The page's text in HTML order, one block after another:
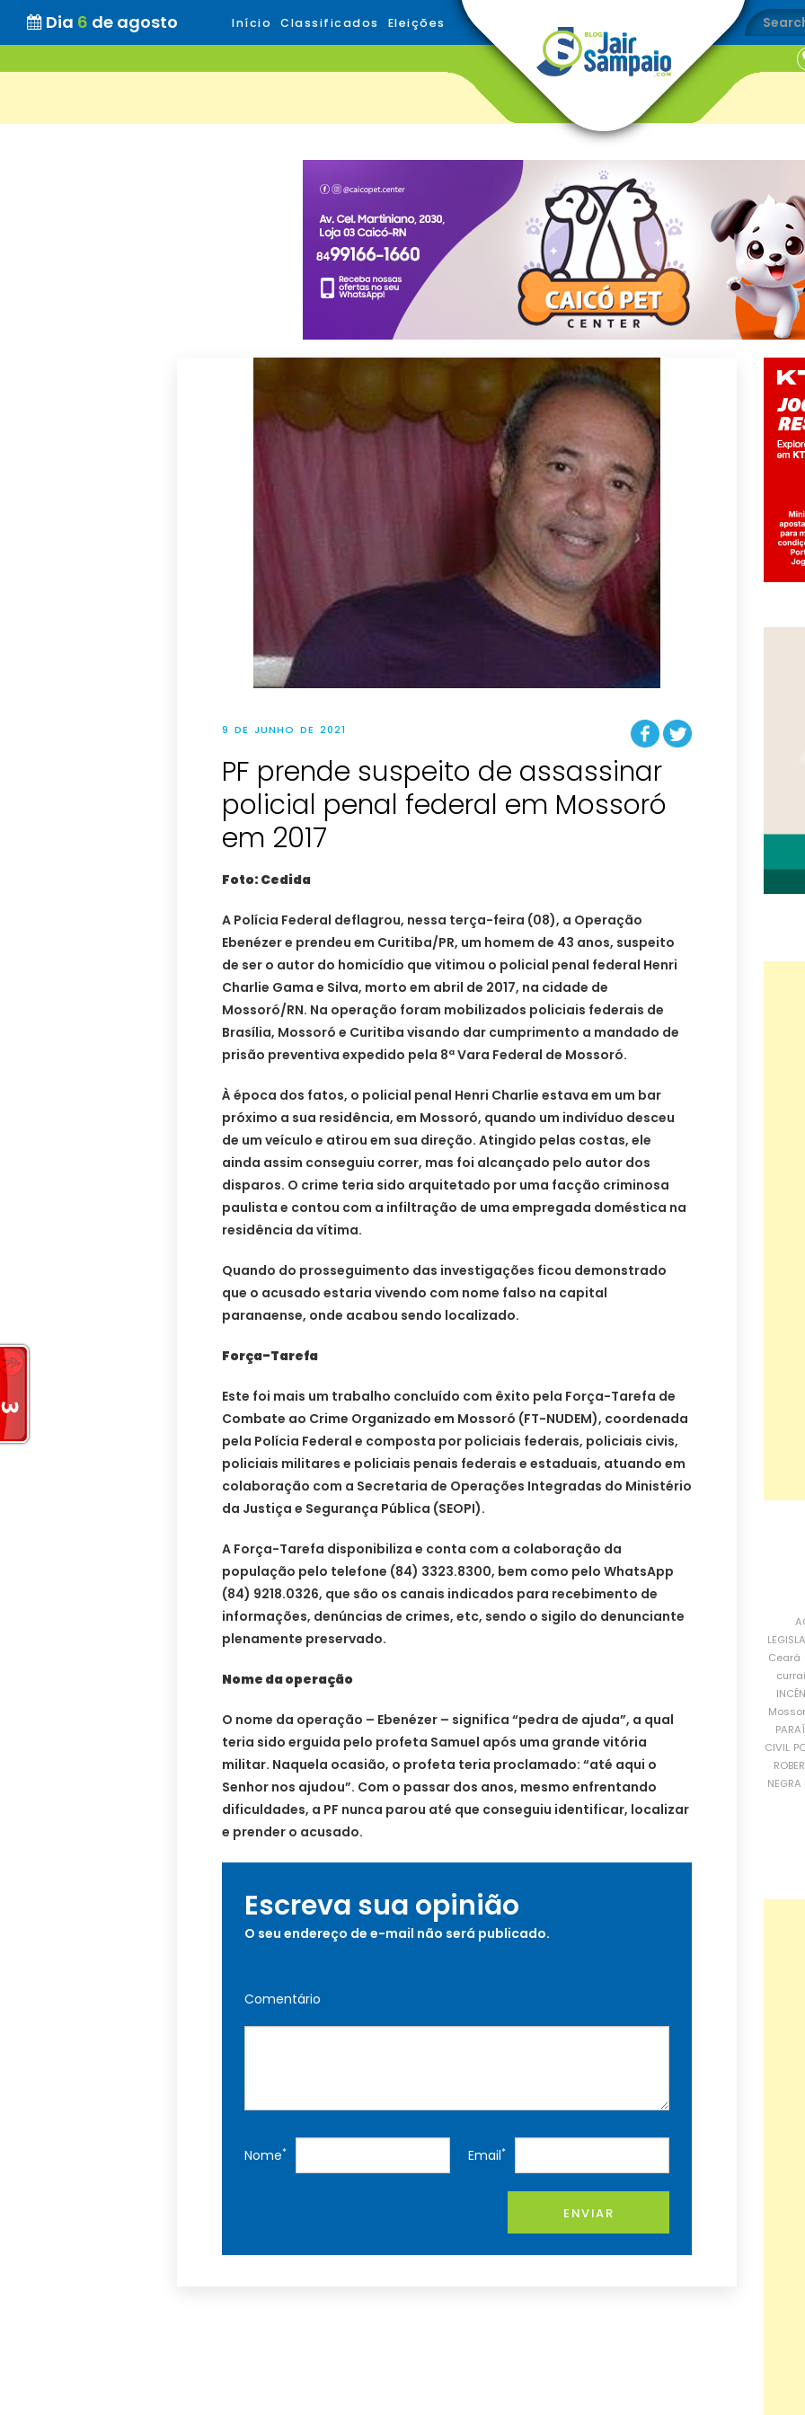
Dia 6 de agosto Início Classificados Eleições
9 DE JUNHO DE 2021
PF prende suspeito de assassinar
policial penal federal em Mossoró
em 2017
Foto: Cedida
A Polícia Federal deflagrou, nessa terça-feira (08), a Operação
Ebenézer e prendeu em Curitiba/PR, um homem de 43 anos, suspeito
de ser o autor do homicídio que vitimou o policial penal federal Henri
Charlie Gama e Silva, morto em abril de 2017, na cidade de
Mossoró/RN. Na operação foram mobilizados policiais federais de
Brasília, Mossoró e Curitiba visando dar cumprimento a mandado de
prisão preventiva expedido pela 8ª Vara Federal de Mossoró.
À época dos fatos, o policial penal Henri Charlie estava em um bar
próximo a sua residência, em Mossoró, quando um indivíduo desceu
de um veículo e atirou em sua direção. Atingido pelas costas, ele
ainda assim conseguiu correr, mas foi alcançado pelo autor dos
disparos. O crime teria sido arquitetado por uma facção criminosa
paulista e contou com a infiltração de uma empregada doméstica na
residência da vítima.
Quando do prosseguimento das investigações ficou demonstrado
que o acusado estaria vivendo com nome falso na capital
paranaense, onde acabou sendo localizado.
Força-Tarefa
Este foi mais um trabalho concluído com êxito pela Força-Tarefa de
Combate ao Crime Organizado em Mossoró (FT-NUDEM), coordenada
pela Polícia Federal e composta por policiais federais, policiais civis,
policiais militares e policiais penais federais e estaduais, atuando em
colaboração com a Secretaria de Operações Integradas do Ministério
da Justiça e Segurança Pública (SEOPI).
A Força-Tarefa disponibiliza e conta com a colaboração da
população pelo telefone (84) 3323.8300, bem como pelo WhatsApp
(84) 9218.0326, que são os canais indicados para recebimento de
informações, denúncias de crimes, etc, sendo o sigilo do denunciante
plenamente preservado.
Nome da operação
O nome da operação – Ebenézer – significa “pedra de ajuda”, a qual
teria sido erguida pelo profeta Samuel após uma grande vitória
militar. Naquela ocasião, o profeta teria proclamado: “até aqui o
Senhor nos ajudou”. Com o passar dos anos, mesmo enfrentando
dificuldades, a PF nunca parou até que conseguiu identificar, localizar
e prender o acusado.
Escreva sua opinião
O seu endereço de e-mail não será publicado.
Comentário
Nome* Email*
ENVIAR
Ceará
CIVIL
NEGRA